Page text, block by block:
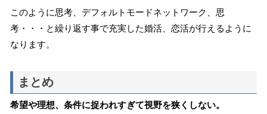
このように思考、デフォルトモードネットワーク、思
考・・・と繰り返す事で充実した婚活、恋活が行えるように
なります。
まとめ
希望や理想、条件に捉われすぎて視野を狭くしない。